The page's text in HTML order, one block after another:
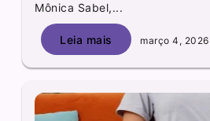
Mônica Sabel,...
Leia mais março 4, 2026